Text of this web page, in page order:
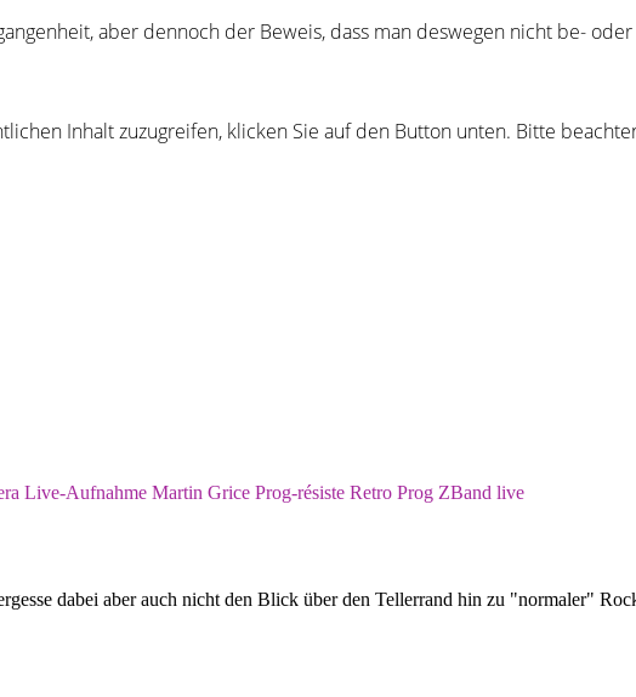
aber dennoch der Beweis, dass man deswegen nicht be-
Inhalt zuzugreifen, klicken Sie auf den Button unten. Bitte
Live-Aufnahme Martin Grice Prog-résiste Retro Prog ZBand live
dabei aber auch nicht den Blick über den Tellerrand hin zu "normaler"